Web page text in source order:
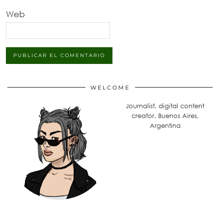
Web
WELCOME
Journalist, digital content
creator. Buenos Aires,
Argentina